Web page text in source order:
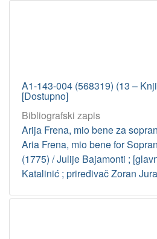
A1-143-004 (568319) (13 –
[Dostupno]
Bibliografski zapis
Arija Frena, mio bene za
Aria Frena, mio bene for
(1775) / Julije Bajamonti ;
Katalinić ; priređivač Zoran